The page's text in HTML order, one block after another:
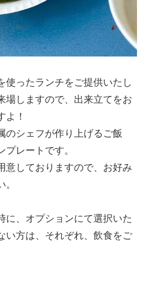
使ったランチをご提供いたし
場しますので、出来立てをお
よ！
のシェフが作り上げるご飯
レートです。
意しておりますので、お好み
に、オプションにて選択いた
い方は、それぞれ、飲食をご